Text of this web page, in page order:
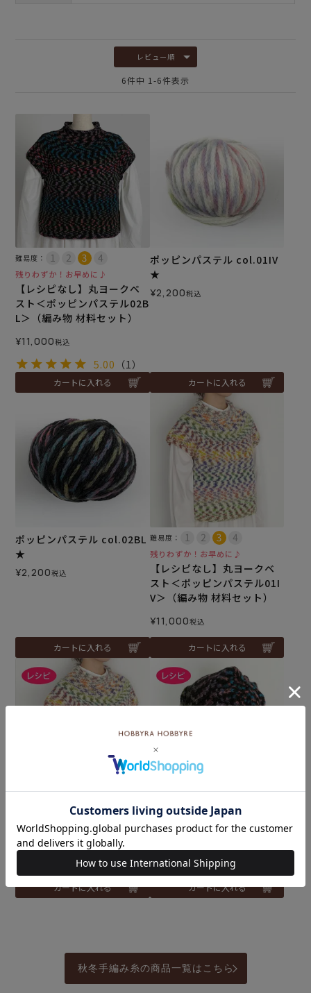
レビュー順
6件中 1 -6件表示
難易度：
残りわずか！お早めに♪
【レシピなし】丸ヨークベ
スト＜ポッピンパステル02B
L＞（編み物 材料セット）
¥11,000税込
5.00 （1）
カートに入れる
ポッピンパステル col.01IV
★
¥2,200税込
カートに入れる
ポッピンパステル col.02BL
★
¥2,200税込
カートに入れる
難易度：
残りわずか！お早めに♪
【レシピなし】丸ヨークベ
スト＜ポッピンパステル01I
V＞（編み物 材料セット）
¥11,000税込
カートに入れる
丸ヨークベスト＜ポッピン
パステル＞（レシピ）
メール便10個まで可
カートに入れる
シンプルキャップ＜ポッピ
ンパステル＞（レシピ）
¥110税込
カートに入れる
秋冬手編み糸の商品一覧はこちら